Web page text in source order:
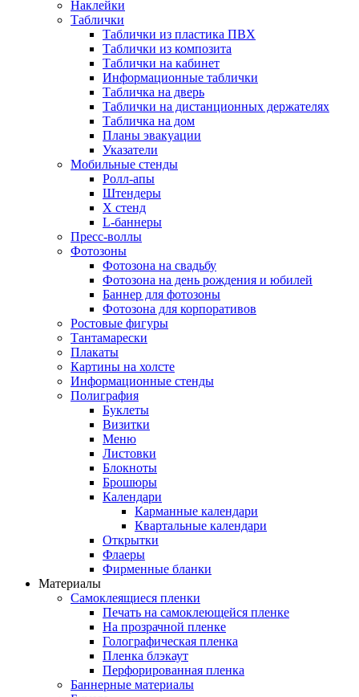
Наклейки
Таблички
Таблички из пластика ПВХ
Таблички из композита
Таблички на кабинет
Информационные таблички
Табличка на дверь
Таблички на дистанционных держателях
Табличка на дом
Планы эвакуации
Указатели
Мобильные стенды
Ролл-апы
Штендеры
Х стенд
L-баннеры
Пресс-воллы
Фотозоны
Фотозона на свадьбу
Фотозона на день рождения и юбилей
Баннер для фотозоны
Фотозона для корпоративов
Ростовые фигуры
Тантамарески
Плакаты
Картины на холсте
Информационные стенды
Полиграфия
Буклеты
Визитки
Меню
Листовки
Блокноты
Брошюры
Календари
Карманные календари
Квартальные календари
Открытки
Флаеры
Фирменные бланки
Материалы
Самоклеящиеся пленки
Печать на самоклеющейся пленке
На прозрачной пленке
Голографическая пленка
Пленка блэкаут
Перфорированная пленка
Баннерные материалы